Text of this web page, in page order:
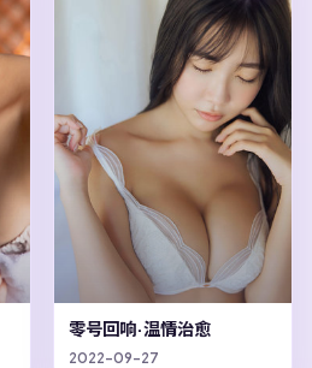
零号回响·温情治愈
2022-09-27